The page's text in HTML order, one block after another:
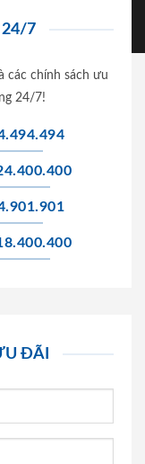
24/7
các chính sách ưu
24/7!
ĐÃI